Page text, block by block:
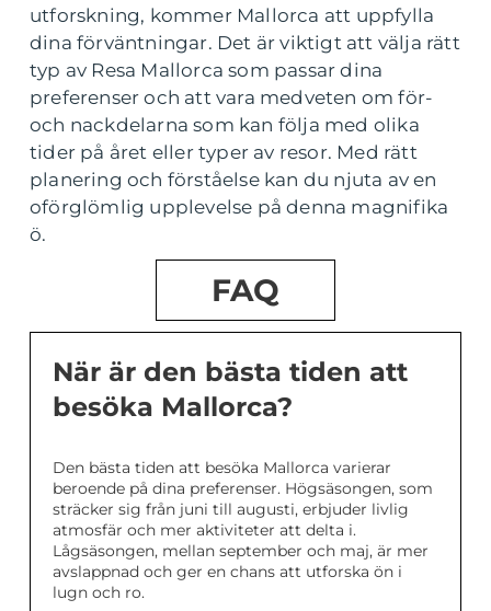
utforskning, kommer Mallorca att uppfylla
dina förväntningar. Det är viktigt att välja rätt
typ av Resa Mallorca som passar dina
preferenser och att vara medveten om för-
och nackdelarna som kan följa med olika
tider på året eller typer av resor. Med rätt
planering och förståelse kan du njuta av en
oförglömlig upplevelse på denna magnifika
ö.
FAQ
När är den bästa tiden att
besöka Mallorca?
Den bästa tiden att besöka Mallorca varierar
beroende på dina preferenser. Högsäsongen, som
sträcker sig från juni till augusti, erbjuder livlig
atmosfär och mer aktiviteter att delta i.
Lågsäsongen, mellan september och maj, är mer
avslappnad och ger en chans att utforska ön i
lugn och ro.